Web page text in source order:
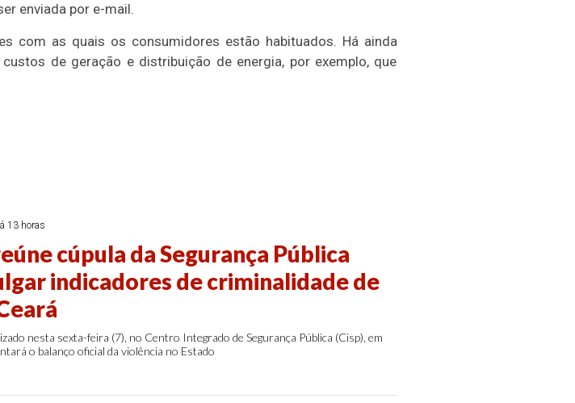
enviada por e-mail.
com as quais os consumidores estão habituados. Há ainda
de geração e distribuição de energia, por exemplo, que
13 horas
cúpula da Segurança Pública
indicadores de criminalidade de
nesta sexta-feira (7), no Centro Integrado de Segurança Pública (Cisp), em
o balanço oficial da violência no Estado